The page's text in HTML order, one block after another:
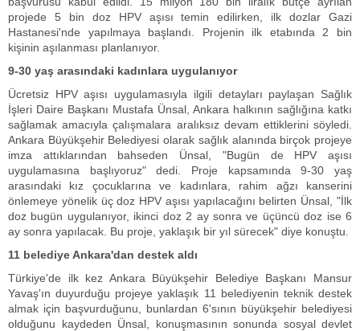
projede 5 bin doz HPV aşısı temin edilirken, ilk dozlar Gazi
Hastanesi'nde yapılmaya başlandı. Projenin ilk etabında 2 bin
kişinin aşılanması planlanıyor.
9-30 yaş arasındaki kadınlara uygulanıyor
Ücretsiz HPV aşısı uygulamasıyla ilgili detayları paylaşan Sağlık
İşleri Daire Başkanı Mustafa Ünsal, Ankara halkının sağlığına katkı
sağlamak amacıyla çalışmalara aralıksız devam ettiklerini söyledi.
Ankara Büyükşehir Belediyesi olarak sağlık alanında birçok projeye
imza attıklarından bahseden Ünsal, "Bugün de HPV aşısı
uygulamasına başlıyoruz" dedi. Proje kapsamında 9-30 yaş
arasındaki kız çocuklarına ve kadınlara, rahim ağzı kanserini
önlemeye yönelik üç doz HPV aşısı yapılacağını belirten Ünsal, "İlk
doz bugün uygulanıyor, ikinci doz 2 ay sonra ve üçüncü doz ise 6
ay sonra yapılacak. Bu proje, yaklaşık bir yıl sürecek" diye konuştu.
11 belediye Ankara'dan destek aldı
Türkiye'de ilk kez Ankara Büyükşehir Belediye Başkanı Mansur
Yavaş'ın duyurduğu projeye yaklaşık 11 belediyenin teknik destek
almak için başvurduğunu, bunlardan 6'sının büyükşehir belediyesi
olduğunu kaydeden Ünsal, konuşmasının sonunda sosyal devlet